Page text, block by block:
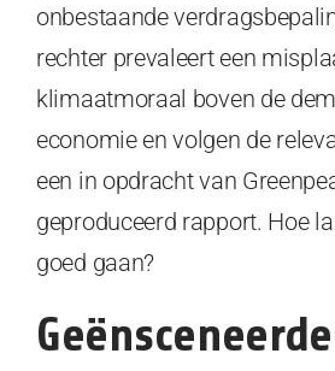
onbestaande
rechter prevaleert een
klimaatmoraal boven de
economie en volgen de
een in opdracht van
geproduceerd rapport. Hoe
goed gaan?
Geënsceneerde